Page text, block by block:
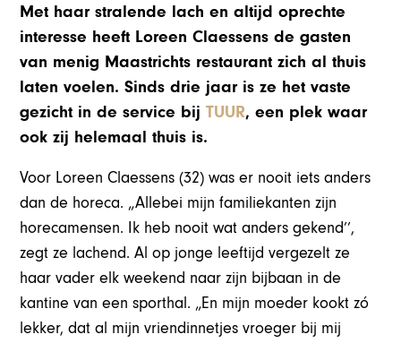
Met haar stralende lach en altijd oprechte
interesse heeft Loreen Claessens de gasten
van menig Maastrichts restaurant zich al thuis
laten voelen. Sinds drie jaar is ze het vaste
gezicht in de service bijTUUR, een plek waar
ook zij helemaal thuis is.
Voor Loreen Claessens (32) was er nooit iets anders
dan de horeca. „Allebei mijn familiekanten zijn
horecamensen. Ik heb nooit wat anders gekend’’,
zegt ze lachend. Al op jonge leeftijd vergezelt ze
haar vader elk weekend naar zijn bijbaan in de
kantine van een sporthal. „En mijn moeder kookt zó
lekker, dat al mijn vriendinnetjes vroeger bij mij